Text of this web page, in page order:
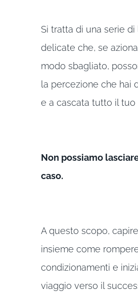
Si tratta di una serie
delicate che, se
modo sbagliato,
la percezione che hai
e a cascata tutto il tuo
Non possiamo
caso.
A questo scopo,
insieme come
condizionamenti e
viaggio verso il